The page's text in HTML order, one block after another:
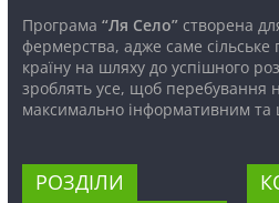
Програма “Ля Село”створена
фермерства, адже саме сільське
країну на шляху до успішного
зроблять усе, щоб перебування
максимально інформативним та
РОЗДІЛИ